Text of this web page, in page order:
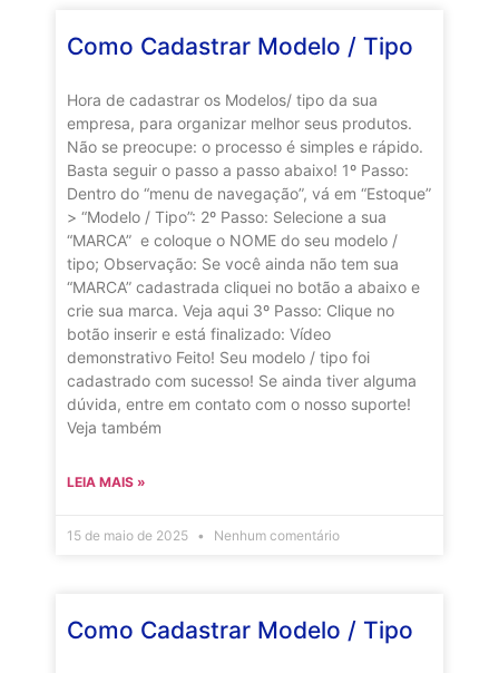
Como Cadastrar Modelo / Tipo
Hora de cadastrar os Modelos/ tipo da sua
empresa, para organizar melhor seus produtos.
Não se preocupe: o processo é simples e rápido.
Basta seguir o passo a passo abaixo! 1º Passo:
Dentro do “menu de navegação”, vá em “Estoque”
> “Modelo / Tipo”: 2º Passo: Selecione a sua
“MARCA” e coloque o NOME do seu modelo /
tipo; Observação: Se você ainda não tem sua
“MARCA” cadastrada cliquei no botão a abaixo e
crie sua marca. Veja aqui 3º Passo: Clique no
botão inserir e está finalizado: Vídeo
demonstrativo Feito! Seu modelo / tipo foi
cadastrado com sucesso! Se ainda tiver alguma
dúvida, entre em contato com o nosso suporte!
Veja também
LEIA MAIS »
15 de maio de 2025 Nenhum comentário
Como Cadastrar Modelo / Tipo